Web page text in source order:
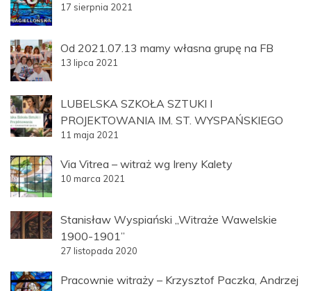
17 sierpnia 2021
Od 2021.07.13 mamy własna grupę na FB
13 lipca 2021
LUBELSKA SZKOŁA SZTUKI I
PROJEKTOWANIA IM. ST. WYSPAŃSKIEGO
11 maja 2021
Via Vitrea – witraż wg Ireny Kalety
10 marca 2021
Stanisław Wyspiański „Witraże Wawelskie
1900-1901”
27 listopada 2020
Pracownie witraży – Krzysztof Paczka, Andrzej